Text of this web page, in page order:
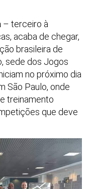
– terceiro à
acaba de chegar,
brasileira de
sede dos Jogos
no próximo dia
São Paulo, onde
treinamento
que deve